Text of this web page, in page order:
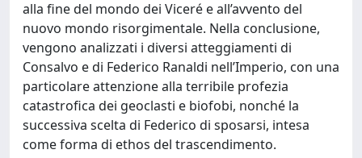
alla fine del mondo dei Viceré e all’avvento del
nuovo mondo risorgimentale. Nella conclusione,
vengono analizzati i diversi atteggiamenti di
Consalvo e di Federico Ranaldi nell’Imperio, con una
particolare attenzione alla terribile profezia
catastrofica dei geoclasti e biofobi, nonché la
successiva scelta di Federico di sposarsi, intesa
come forma di ethos del trascendimento.